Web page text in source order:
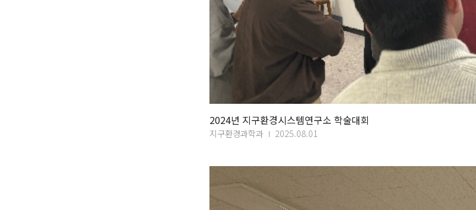
2024년 지구환경시스템연구소 학술대회
지구환경과학과 2025.08.01